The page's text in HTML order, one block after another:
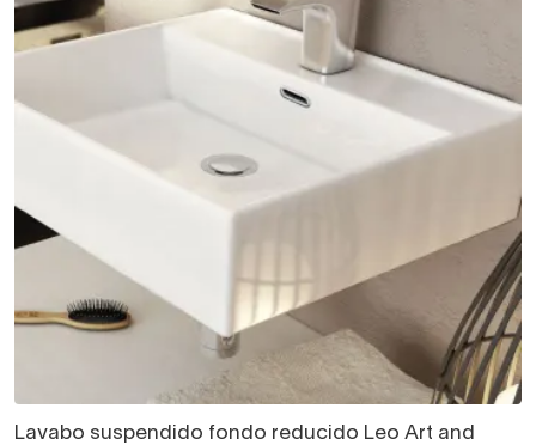
Lavabo suspendido fondo reducido Leo Art and